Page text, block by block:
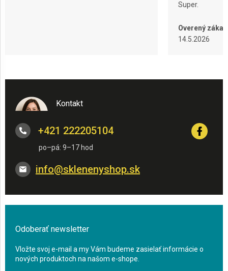
Super.
Overený
14.5.2026
Kontakt
info@sklenenyshop.sk
+421 222205104
Odoberať newsletter
Vložte svoj e-mail a my Vám budeme zasielať informácie o
nových produktoch na našom e-shope.